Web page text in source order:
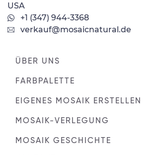
USA
+1 (347) 944-3368
verkauf@mosaicnatural.de
ÜBER UNS
FARBPALETTE
EIGENES MOSAIK ERSTELLEN
MOSAIK-VERLEGUNG
MOSAIK GESCHICHTE